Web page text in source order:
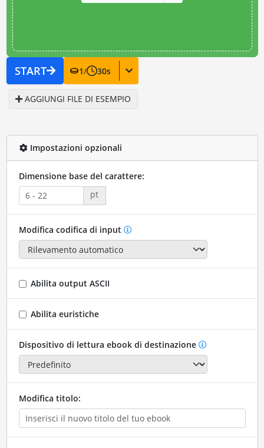
START 1/ 30s
AGGIUNGI FILE DI ESEMPIO
Impostazioni opzionali
Dimensione base del carattere:
pt
Modifica codifica di input
Abilita output ASCII
Abilita euristiche
Dispositivo di lettura ebook di destinazione
Modifica titolo: